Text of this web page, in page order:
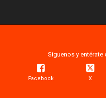
Síguenos y
Facebook X